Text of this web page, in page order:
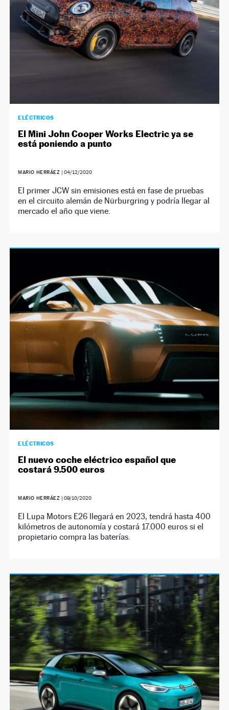
ELÉCTRICOS
El Mini John Cooper Works Electric ya se
está poniendo a punto
MARIO HERRÁEZ | 04/12/2020
El primer JCW sin emisiones está en fase de pruebas
en el circuito alemán de Nürburgring y podría llegar al
mercado el año que viene.
ELÉCTRICOS
El nuevo coche eléctrico español que
costará 9.500 euros
MARIO HERRÁEZ | 09/10/2020
El Lupa Motors E26 llegará en 2023, tendrá hasta 400
kilómetros de autonomía y costará 17.000 euros si el
propietario compra las baterías.